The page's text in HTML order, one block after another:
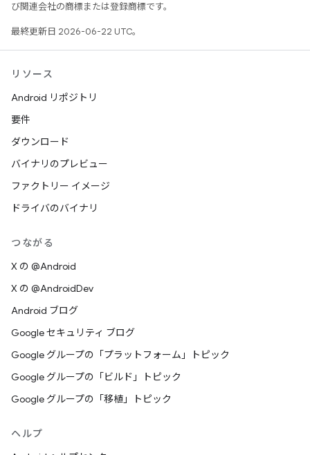
び関連会社の商標または登録商標です。
最終更新日 2026-06-22 UTC。
リソース
Android リポジトリ
要件
ダウンロード
バイナリのプレビュー
ファクトリー イメージ
ドライバのバイナリ
つながる
X の @Android
X の @AndroidDev
Android ブログ
Google セキュリティ ブログ
Google グループの「プラットフォーム」トピック
Google グループの「ビルド」トピック
Google グループの「移植」トピック
ヘルプ